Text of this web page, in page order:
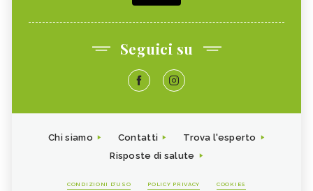
Seguici su
Chi siamo Contatti
Trova l'esperto
Risposte di salute
CONDIZIONI D'USO POLICY PRIVACY COOKIES